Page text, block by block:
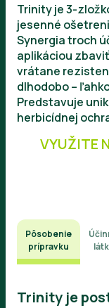
Trinity je 3-
jesenné
Synergia troch
aplikáciou
vrátane
dlhodobo –
Predstavuje
herbicídnej
VYUŽITE
Pôsobenie
prípravku
Trinity je